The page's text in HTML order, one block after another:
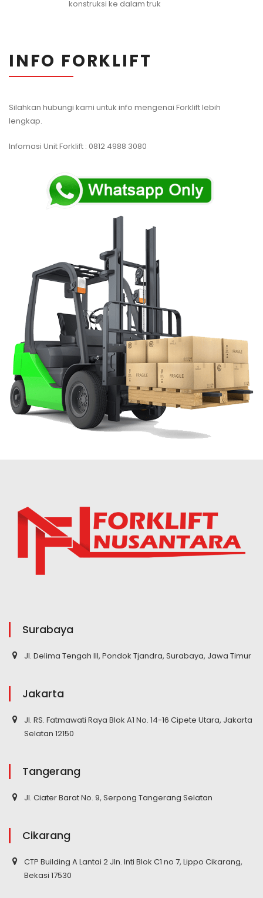
konstruksi ke dalam truk
INFO FORKLIFT
Silahkan hubungi kami untuk info mengenai Forklift lebih
lengkap.
Infomasi Unit Forklift : 0812 4988 3080
Surabaya
Jl. Delima Tengah III, Pondok Tjandra, Surabaya, Jawa Timur
Jakarta
Jl. RS. Fatmawati Raya Blok A1 No. 14-16 Cipete Utara, Jakarta
Selatan 12150
Tangerang
Jl. Ciater Barat No. 9, Serpong Tangerang Selatan
Cikarang
CTP Building A Lantai 2 Jln. Inti Blok C1 no 7, Lippo Cikarang,
Bekasi 17530